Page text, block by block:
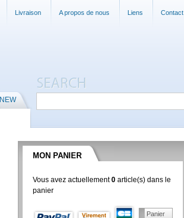
Livraison A propos de nous Liens Contact
NEW
MON PANIER
Vous avez actuellement0 article(s) dans le
panier
Panier